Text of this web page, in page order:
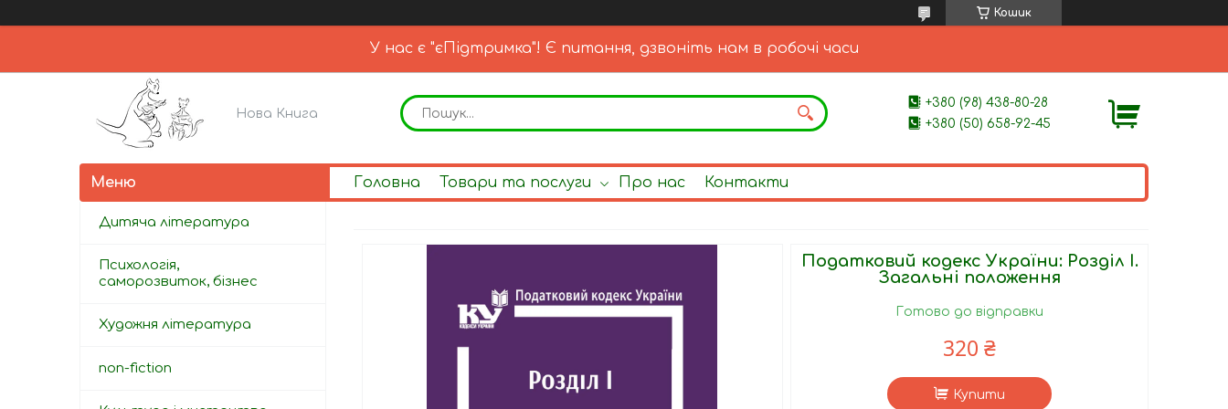
Кошик
У нас є "єПідтримка"! Є питання, дзвоніть нам в робочі часи
Нова Книга
+380 (98) 438-80-28
+380 (50) 658-92-45
Головна Товари та послуги Про нас Контакти
Податковий кодекс України: Розділ І.
Загальні положення
Готово до відправки
320 ₴
Купити
Дитяча література
Психологія,
саморозвиток, бізнес
Художня література
non-fiction